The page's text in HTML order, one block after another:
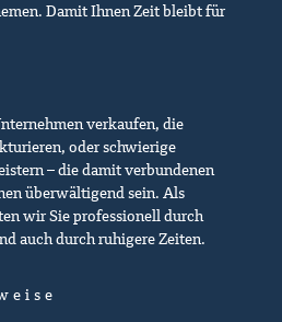
Damit Ihnen Zeit bleibt für
verkaufen, die
oder schwierige
– die damit verbundenen
überwältigend sein. Als
wir Sie professionell durch
auch durch ruhigere Zeiten.